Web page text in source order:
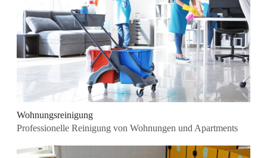
Wohnungsreinigung
Professionelle Reinigung von Wohnungen und Apartments